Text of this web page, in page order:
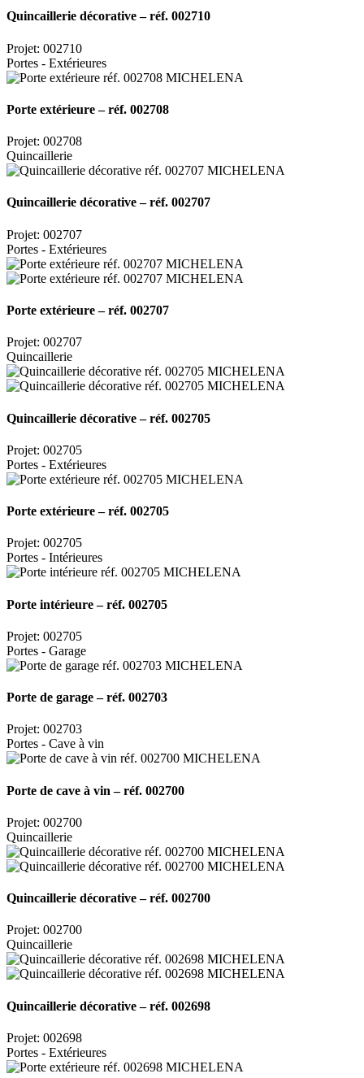
Quincaillerie décorative – réf. 002710
Projet: 002710
Portes - Extérieures
Porte extérieure – réf. 002708
Projet: 002708
Quincaillerie
Quincaillerie décorative – réf. 002707
Projet: 002707
Portes - Extérieures
Porte extérieure – réf. 002707
Projet: 002707
Quincaillerie
Quincaillerie décorative – réf. 002705
Projet: 002705
Portes - Extérieures
Porte extérieure – réf. 002705
Projet: 002705
Portes - Intérieures
Porte intérieure – réf. 002705
Projet: 002705
Portes - Garage
Porte de garage – réf. 002703
Projet: 002703
Portes - Cave à vin
Porte de cave à vin – réf. 002700
Projet: 002700
Quincaillerie
Quincaillerie décorative – réf. 002700
Projet: 002700
Quincaillerie
Quincaillerie décorative – réf. 002698
Projet: 002698
Portes - Extérieures